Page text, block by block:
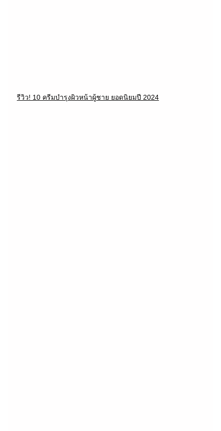
รีวิว! 10 ครีมบำรุงผิวหน้าผู้ชาย ยอดนิยมปี 2024